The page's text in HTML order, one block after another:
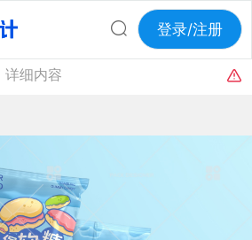
登录/注册
详细内容